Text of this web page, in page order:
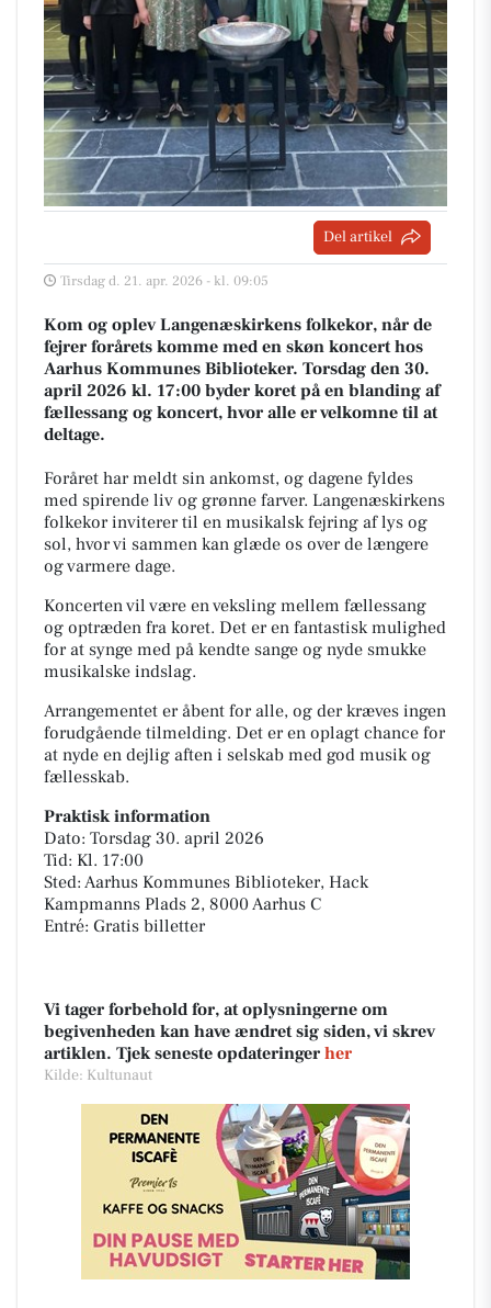
Del artikel
Tirsdag d. 21. apr. 2026 - kl. 09:05
Kom og oplev Langenæskirkens folkekor, når de
fejrer forårets komme med en skøn koncert hos
Aarhus Kommunes Biblioteker. Torsdag den 30.
april 2026 kl. 17:00 byder koret på en blanding af
fællessang og koncert, hvor alle er velkomne til at
deltage.
Foråret har meldt sin ankomst, og dagene fyldes
med spirende liv og grønne farver. Langenæskirkens
folkekor inviterer til en musikalsk fejring af lys og
sol, hvor vi sammen kan glæde os over de længere
og varmere dage.
Koncerten vil være en veksling mellem fællessang
og optræden fra koret. Det er en fantastisk mulighed
for at synge med på kendte sange og nyde smukke
musikalske indslag.
Arrangementet er åbent for alle, og der kræves ingen
forudgående tilmelding. Det er en oplagt chance for
at nyde en dejlig aften i selskab med god musik og
fællesskab.
Praktisk information
Dato: Torsdag 30. april 2026
Tid: Kl. 17:00
Sted: Aarhus Kommunes Biblioteker, Hack
Kampmanns Plads 2, 8000 Aarhus C
Entré: Gratis billetter
Vi tager forbehold for, at oplysningerne om
begivenheden kan have ændret sig siden, vi skrev
artiklen. Tjek seneste opdateringer her
Kilde: Kultunaut